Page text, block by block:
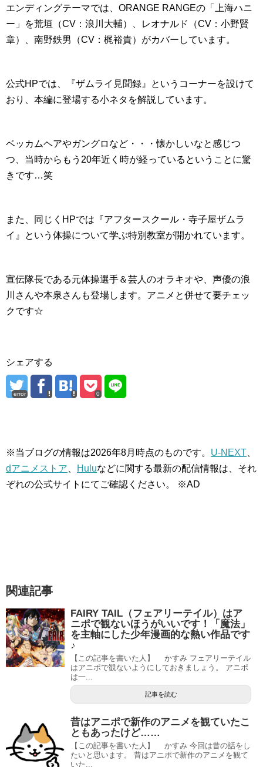
エンディングテーマでは、ORANGE RANGEの「上海ハニ
ー」を荒垣（CV：浪川大輔）、レオナルド（CV：小野賢
章）、南野鉄男（CV：梶裕貴）がカバーしています。
公式HPでは、『ザムライ見聞録』というコーナーを設けて
おり、本編に登場する小ネタを解説しています。
ベッカムヘアやガングロなど・・・懐かしいなと感じつ
つ、当時からもう20年近く時が経っているということに驚
きです…笑
また、同じくHPでは『アフタースクール・寺子屋ザムラ
イ』という体操について学ぶ特別教室が開かれています。
宣伝隊長である元体操選手＆芸人のオラキオや、声優の浪
川さんや本泉さんも登場します。アニメと併せて要チェッ
クです☆
シェアする
error 0
※当ブログの情報は2026年8月時点のものです。 U-NEXT
dアニメストア
Huluなどに関する最新の配信情報は、それ
ぞれの公式サイトにてご確認ください。 ※AD
関連記事
FAIRY TAIL（フェアリーテイル）はア
ニポで観ないほうがいいです！「魔法」
を主軸にした少年漫画的な熱い作品です
♪
【この記事を書いた人】 かすみ フェアリーテイル
はアニポで観ないようにしておきましょう。 アニポ
は一...
記事を読む
昔はアニポで新作のアニメを観ていたこ
ともあったけど……
【この記事を書いた人】 かすみ 今回は昔の話をし
たいと思います。 昔はアニポで新作のアニメを観て
いた...